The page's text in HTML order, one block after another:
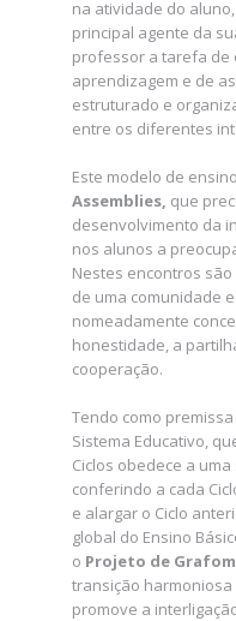
na atividade do
principal agente da
professor a tarefa de
aprendizagem e de
estruturado e
entre os diferentes
Este modelo de
Assemblies, que
desenvolvimento da
nos alunos a
Nestes encontros
de uma comunidade
nomeadamente
honestidade, a
cooperação.
Tendo como premissa
Sistema Educativo,
Ciclos obedece a
conferindo a cada
e alargar o Ciclo
global do Ensino
o Projeto de
transição harmoniosa
promove a